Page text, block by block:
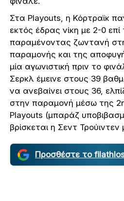
Στα Playouts, η Κόρτραϊκ
εκτός έδρας νίκη με 2-0
παραμένοντας ζωντανή
παραμονής και της
μία αγωνιστική πριν το
Σερκλ έμεινε στους 39
να ανεβαίνει στους 36,
στην παραμονή μέσω της
Playouts (μπαράζ
βρίσκεται η Σεντ
Προσθέστε το